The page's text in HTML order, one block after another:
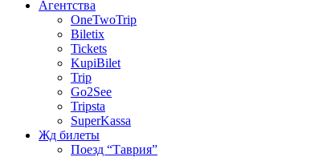
Агентства
OneTwoTrip
Biletix
Tickets
KupiBilet
Trip
Go2See
Tripsta
SuperKassa
Жд билеты
Поезд “Таврия”